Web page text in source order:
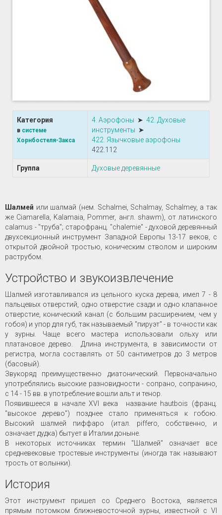
Категория
в системе
Хорнбостеля-Закса
4. Аэрофоны ➤ 42. Духовые
инструменты ➤
422. Язычковые аэрофоны
422.112
Группа Духовые деревянные
Шалмей или шалмай (нем. Schalmei, Schalmay, Schalmey, а так
же Ciamarella, Kalamaia, Pommer, англ. shawm), от латинского
calamus - "труба"; старофранц. "chalemie" - духовой деревянный
двухсекционный инструмент Западной Европы 13-17 веков, с
открытой двойной тростью, коническим стволом и широким
раструбом.
Устройство и звукоизвлечение
Шалмей изготавливался из цельного куска дерева, имел 7 - 8
пальцевых отверстий, одно отверстие сзади и одно клапанное
отверстие, конический канал (с большим расширением, чем у
гобоя) и упор для губ, так называемый "пируэт" - в точности как
у зурны. Чаще всего мастера использовали ольху или
платановое дерево. Длина инструмента, в зависимости от
регистра, могла составлять от 50 сантиметров до 3 метров
(басовый).
Звукоряд преимущественно диатонический. Первоначально
употреблялись высокие разновидности - сопрано, сопранино,
с 14 - 15 вв. в употребление вошли альт и тенор.
Появившееся в начале XVI века название hautbois (франц.
"высокое дерево") позднее стало применяться к гобою.
Высокий шалмей пиффаро (итал. piffero, собственно, и
означает дудка) бытует в Италии доныне.
В некоторых источниках термин "Шалмей" означает все
средневековые тростевые инструменты (иногда так называют
трость от волынки).
История
Этот инструмент пришел со Среднего Востока, является
прямым потомком ближневосточной зурны, известной с VI